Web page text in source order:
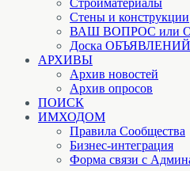
Стены и конструкции
ВАШ ВОПРОС или
Доска ОБЪЯВЛЕНИЙ
АРХИВЫ
Архив новостей
Архив опросов
ПОИСК
ИМХОДОМ
Правила Сообщества
Бизнес-интеграция
Форма связи с